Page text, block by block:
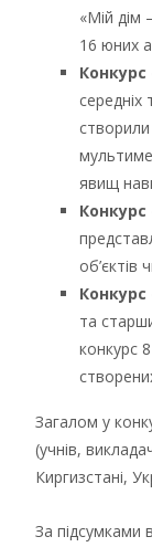
«Мій дім
16 юних
середніх
явищ
об’єктів
та
конкурс
Загалом у
(учнів,
Киргизстані,
За підсумками